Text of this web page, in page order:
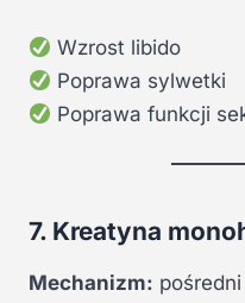
Wzrost libido
Poprawa sylwetki
Poprawa funkcji
7. Kreatyna
Mechanizm: